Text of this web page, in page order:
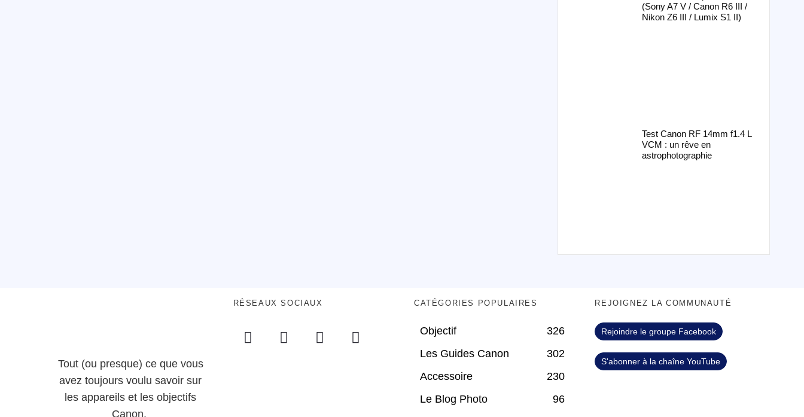
(Sony A7 V / Canon R6 III /
Nikon Z6 III / Lumix S1 II)
Test Canon RF 14mm f1.4 L
VCM : un rêve en
astrophotographie
Tout (ou presque) ce que vous
avez toujours voulu savoir sur
les appareils et les objectifs
Canon.
RÉSEAUX SOCIAUX CATÉGORIES POPULAIRES
Objectif
326
Les Guides Canon
302
Accessoire
230
Le Blog Photo
96
REJOIGNEZ LA COMMUNAUTÉ
Rejoindre le groupe Facebook
S'abonner à la chaîne YouTube